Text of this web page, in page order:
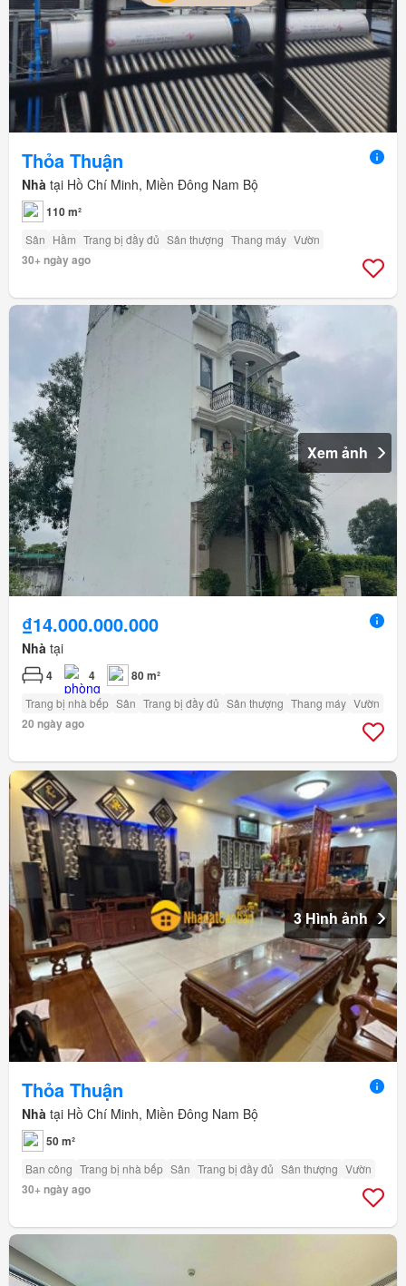
Thỏa Thuận
Nhà tại Hồ Chí Minh, Miền Đông Nam Bộ
110 m²
Sân Hầm Trang bị đầy đủ Sân thượng Thang máy Vườn
30+ ngày ago
Xem ảnh
₫14.000.000.000
Nhà tại
4 4 80 m²
Trang bị nhà bếp Sân Trang bị đầy đủ Sân thượng Thang máy Vườn
20 ngày ago
3 Hình ảnh
Thỏa Thuận
Nhà tại Hồ Chí Minh, Miền Đông Nam Bộ
50 m²
Ban công Trang bị nhà bếp Sân Trang bị đầy đủ Sân thượng Vườn
30+ ngày ago